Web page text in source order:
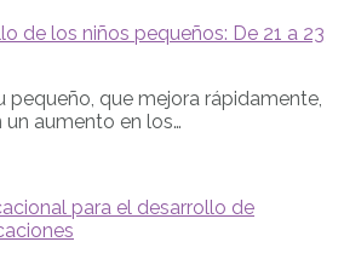
de los niños pequeños: De 21 a 23
pequeño, que mejora rápidamente,
aumento en los…
para el desarrollo de